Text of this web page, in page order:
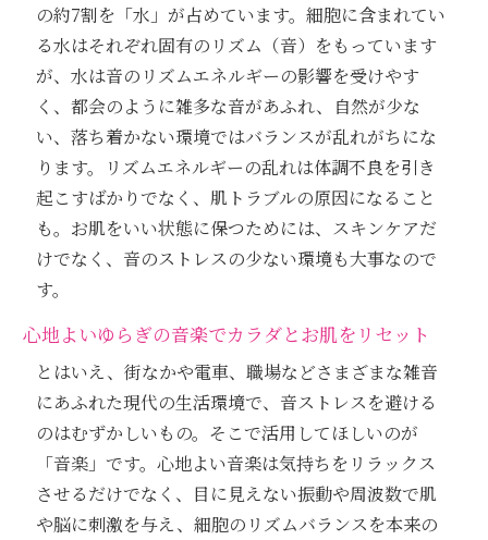
の約7割を「水」が占めています。細胞に含まれてい
る水はそれぞれ固有のリズム（音）をもっています
が、水は音のリズムエネルギーの影響を受けやす
く、都会のように雑多な音があふれ、自然が少な
い、落ち着かない環境ではバランスが乱れがちにな
ります。リズムエネルギーの乱れは体調不良を引き
起こすばかりでなく、肌トラブルの原因になること
も。お肌をいい状態に保つためには、スキンケアだ
けでなく、音のストレスの少ない環境も大事なので
す。
心地よいゆらぎの音楽でカラダとお肌をリセット
とはいえ、街なかや電車、職場などさまざまな雑音
にあふれた現代の生活環境で、音ストレスを避ける
のはむずかしいもの。そこで活用してほしいのが
「音楽」です。心地よい音楽は気持ちをリラックス
させるだけでなく、目に見えない振動や周波数で肌
や脳に刺激を与え、細胞のリズムバランスを本来の